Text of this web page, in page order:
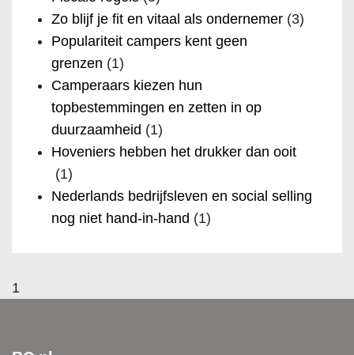
Zo blijf je fit en vitaal als ondernemer (3)
Populariteit campers kent geen
grenzen (1)
Camperaars kiezen hun
topbestemmingen en zetten in op
duurzaamheid (1)
Hoveniers hebben het drukker dan ooit
(1)
Nederlands bedrijfsleven en social selling
nog niet hand-in-hand (1)
1